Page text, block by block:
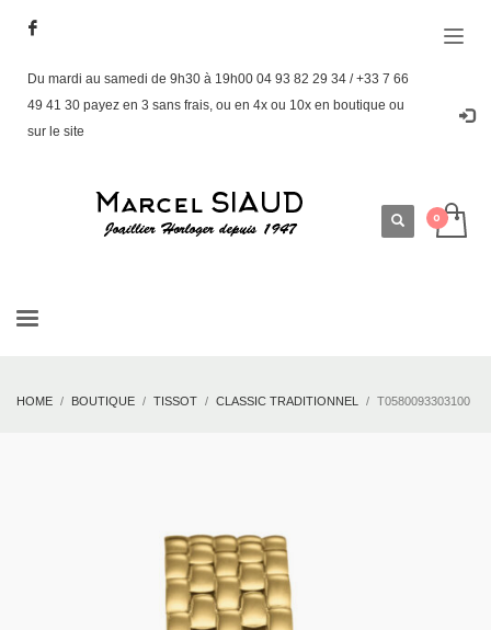
Du mardi au samedi de 9h30 à 19h00 04 93 82 29 34 / +33 7 66
49 41 30 payez en 3 sans frais, ou en 4x ou 10x en boutique ou
sur le site
HOME BOUTIQUE TISSOT CLASSIC TRADITIONNEL T0580093303100